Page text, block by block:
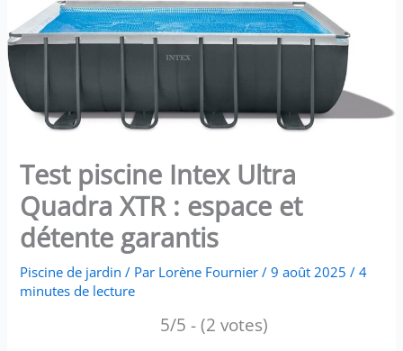
Test piscine Intex Ultra
Quadra XTR : espace et
détente garantis
Piscine de jardin / Par Lorène Fournier/9 août 2025/4
minutes de lecture
5/5 - (2 votes)